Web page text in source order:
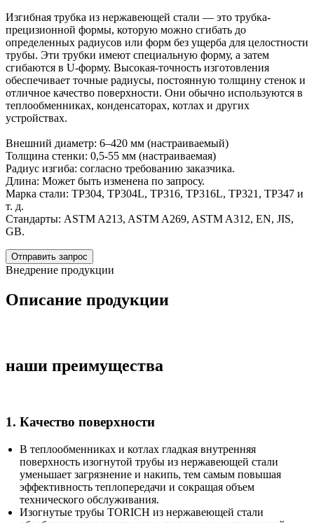
Изгибная трубка из нержавеющей стали — это трубка-
прецизионной формы, которую можно сгибать до
определенных радиусов или форм без ущерба для целостности
трубы. Эти трубки имеют специальную форму, а затем
сгибаются в U-форму. Высокая-точность изготовления
обеспечивает точные радиусы, постоянную толщину стенок и
отличное качество поверхности. Они обычно используются в
теплообменниках, конденсаторах, котлах и других
устройствах.
Внешний диаметр: 6–420 мм (настраиваемый)
Толщина стенки: 0,5-55 мм (настраиваемая)
Радиус изгиба: согласно требованию заказчика.
Длина: Может быть изменена по запросу.
Марка стали: TP304, TP304L, TP316, TP316L, TP321, TP347 и
т. д.
Стандарты: ASTM A213, ASTM A269, ASTM A312, EN, JIS,
GB.
Отправить запрос
Внедрение продукции
Описание продукции
наши преимущества
1. Качество поверхности
В теплообменниках и котлах гладкая внутренняя
поверхность изогнутой трубы из нержавеющей стали
уменьшает загрязнение и накипь, тем самым повышая
эффективность теплопередачи и сокращая объем
технического обслуживания.
Изогнутые трубы TORICH из нержавеющей стали